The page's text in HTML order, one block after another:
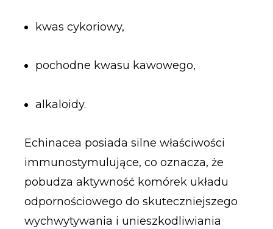
kwas cykoriowy,
pochodne kwasu kawowego,
alkaloidy.
Echinacea posiada silne właściwości
immunostymulujące, co oznacza, że
pobudza aktywność komórek układu
odpornościowego do skuteczniejszego
wychwytywania i unieszkodliwiania